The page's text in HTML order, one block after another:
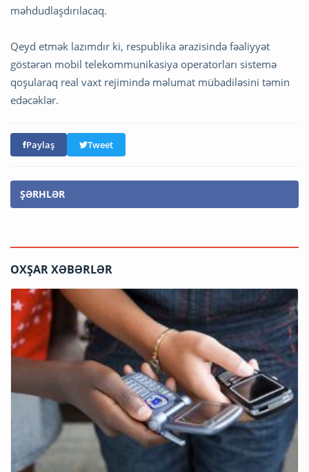
məhdudlaşdırılacaq.
Qeyd etmək lazımdır ki, respublika ərazisində fəaliyyət
göstərən mobil telekommunikasiya operatorları sistemə
qoşularaq real vaxt rejimində məlumat mübadiləsini təmin
edəcəklər.
Paylaş Tweet
ŞƏRHLƏR
OXŞAR XƏBƏRLƏR